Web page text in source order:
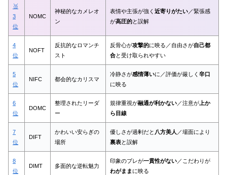
🥉
3
位
NOMC
神秘的なカメレオ
ン
表情や主張が強く 近寄りがたい／緊張感
が高圧的と誤解
4
位
NOFT
反抗的なロマンチ
スト
反骨心が攻撃的に映る／自由さが自己都
合と受け取られやすい
5
位
NIFC 都会的なカリスマ
冷静さが感情薄いに／評価が厳しく 辛口
に映る
6
位
DOMC
整理されたリーダ
ー
規律重視が融通が利かない／注意が上か
ら目線
7
位
DIFT
かわいい安らぎの
場所
優しさが過剰だと 八方美人 ／場面により
裏表と誤解
8
位
DIMT 多面的な逆転魅力
印象のブレが一貫性がない／こだわりが
わがまま に映る